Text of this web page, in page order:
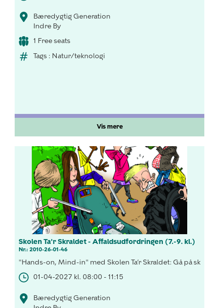
Bæredygtig Generation
Indre By
1 Free seats
Tags : Natur/teknologi
Vis mere
Skolen Ta'r Skraldet - Affaldsudfordringen (7.-9. kl.)
Nr.: 2010-26-01-46
"Hands-on, Mind-in" med Skolen Ta’r Skraldet: Gå på
01-04-2027 kl. 08:00 - 11:15
Bæredygtig Generation